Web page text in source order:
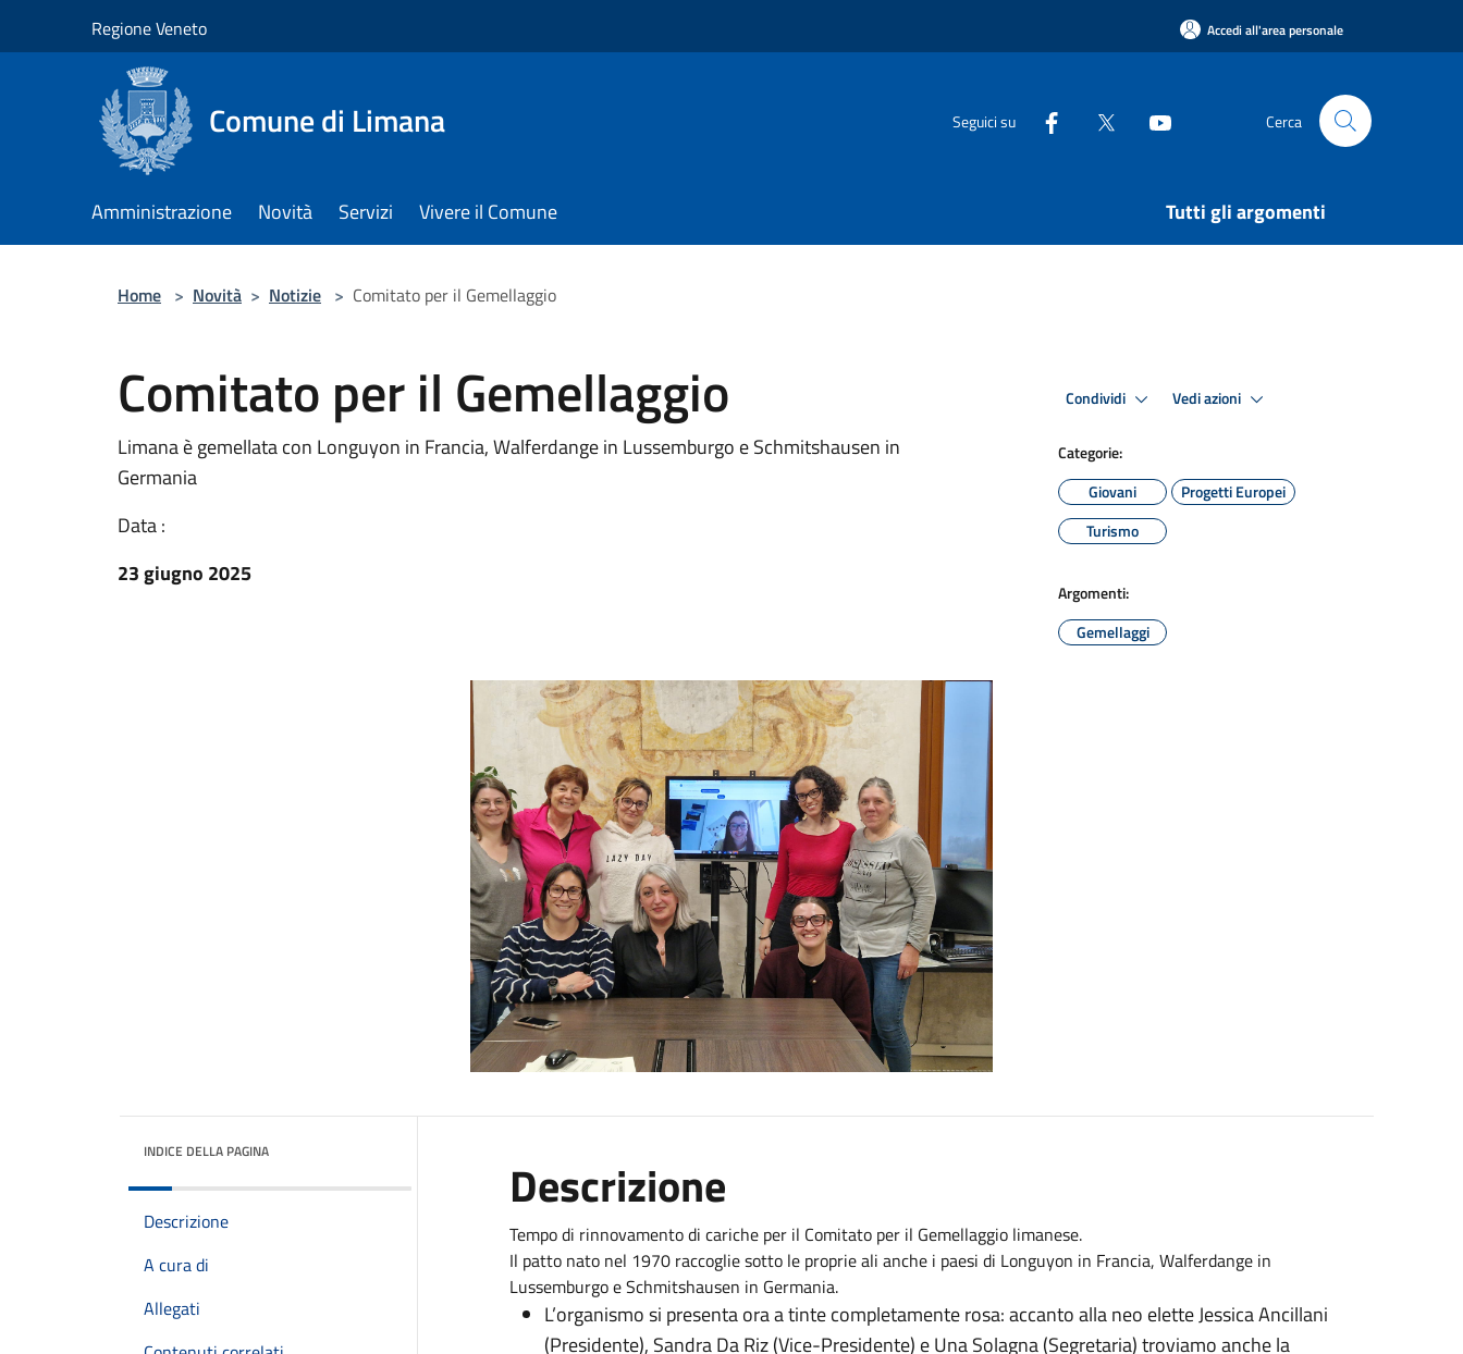
Regione Veneto Accedi all'area personale
Comune di Limana Seguici su Cerca
Amministrazione Novità Servizi Vivere il Comune Tutti gli argomenti
Home > Novità > Notizie > Comitato per il Gemellaggio
Comitato per il Gemellaggio
Limana è gemellata con Longuyon in Francia, Walferdange in Lussemburgo e Schmitshausen in
Germania
Data :
23 giugno 2025
Condividi Vedi azioni
Categorie:
Giovani
Progetti Europei
Turismo
Argomenti:
Gemellaggi
INDICE DELLA PAGINA
Descrizione
A cura di
Allegati
Descrizione
Tempo di rinnovamento di cariche per il Comitato per il Gemellaggio limanese.
Il patto nato nel 1970 raccoglie sotto le proprie ali anche i paesi di Longuyon in Francia, Walferdange in
Lussemburgo e Schmitshausen in Germania.
L’organismo si presenta ora a tinte completamente rosa: accanto alla neo elette Jessica Ancillani
(Presidente), Sandra Da Riz (Vice-Presidente) e Una Solagna (Segretaria) troviamo anche la